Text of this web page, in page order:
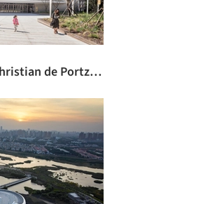
Ópera de Shangyin / Christian de Portzamparc